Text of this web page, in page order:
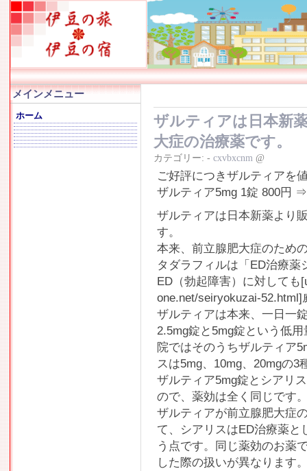
メインメニュー
ホーム
ザルティアは日本新
大症の治療薬です。
カテゴリー: - cxvbxcnm @
ご好評につきザルティアを
ザルティア5mg 1錠 800円
ザルティアは日本新薬より
す。
本来、前立腺肥大症のため
タダラフィルは「ED治療
ED（勃起障害）に対しても
one.net/seiryokuzai-
ザルティアは本来、一日一
2.5mg錠と5mg錠という低
院ではそのうちザルティア
スは5mg、10mg、20mgの3
ザルティア5mg錠とシアリ
ので、薬効は全く同じです
ザルティアが前立腺肥大症
て、シアリスはED治療薬
う点です。同じ薬効のお薬
した際の扱いが異なります